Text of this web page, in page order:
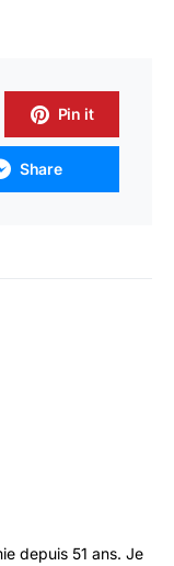
Pin it
Share
depuis 51 ans. Je